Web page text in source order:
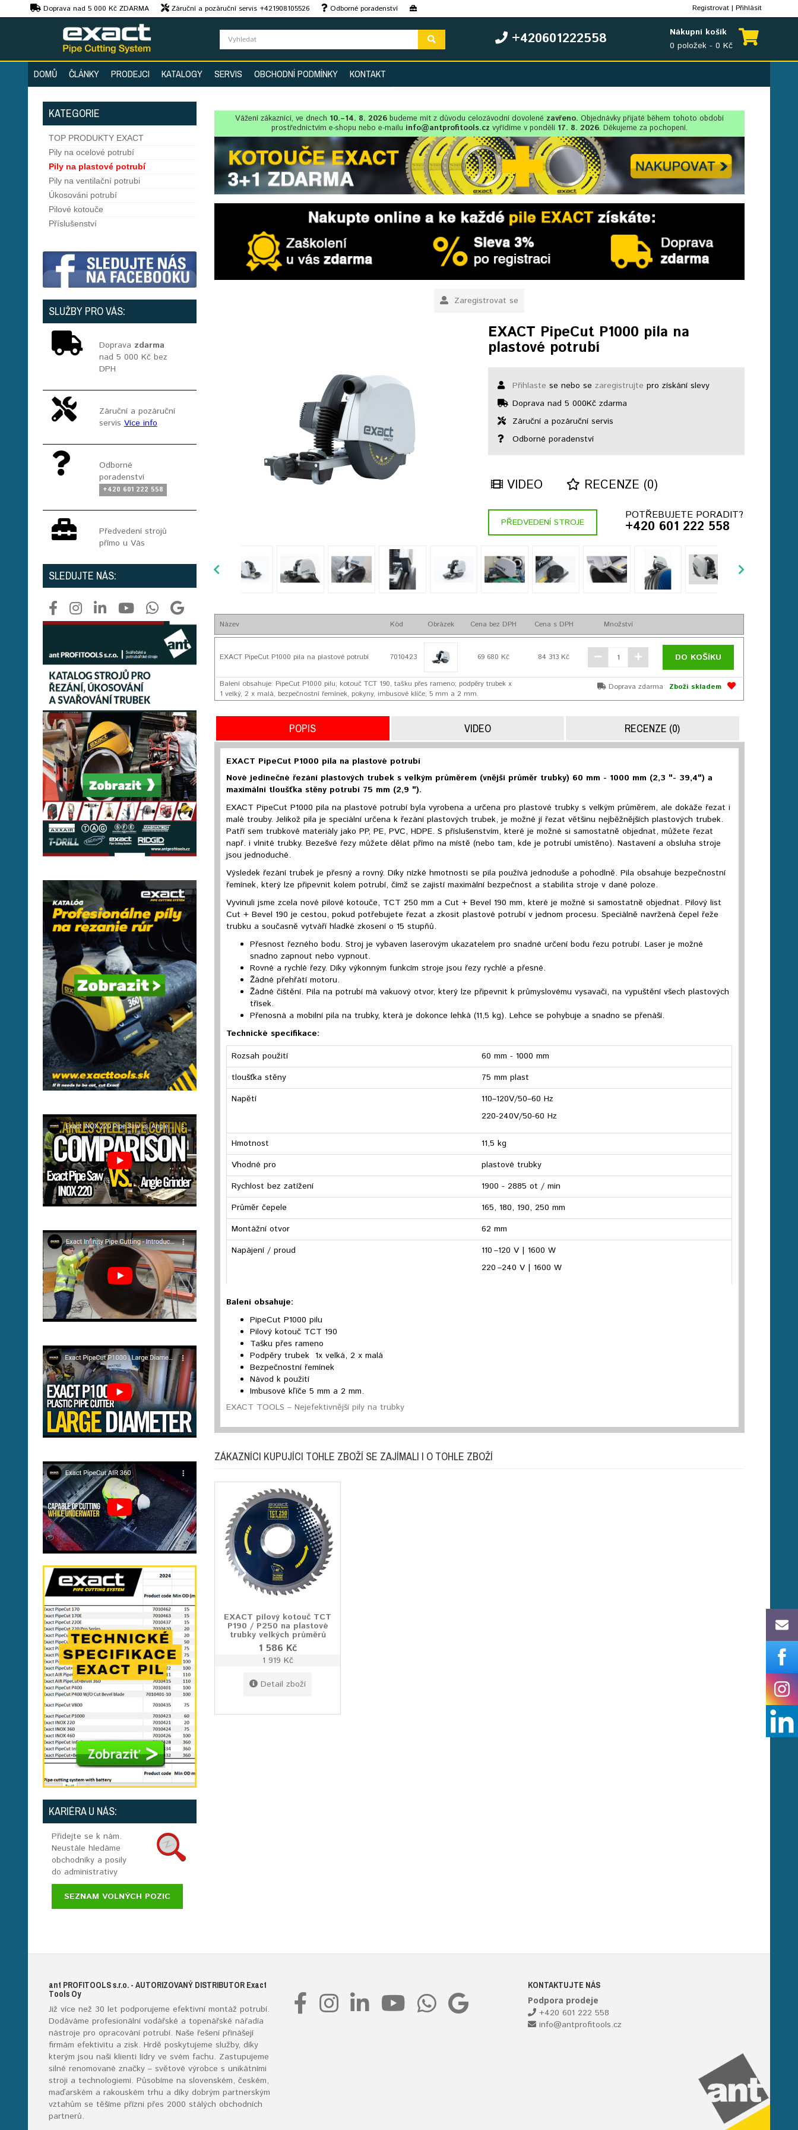
Doprava nad 5 000 Kč ZDARMA Záruční a pozáruční servis +421908105526
Odborné poradenství
Předvedení strojů
Registrovat | Přihlásit
+420601222558
Nákupní košík
0 položek - 0 Kč
DOMŮ ČLÁNKY PRODEJCI KATALOGY SERVIS OBCHODNÍ PODMÍNKY KONTAKT
KATEGORIE
TOP PRODUKTY EXACT
Pily na ocelové potrubí
Pily na plastové potrubí
Pily na ventilační potrubi
Úkosováni potrubí
Pilové kotouče
Příslušenství
SLUŽBY PRO VÁS:
Doprava zdarma
nad 5 000 Kč bez
DPH
Záruční a pozáruční
servisVíce info
Odborné
poradenství
+420 601 222 558
Předvedení strojů
přímo u Vás
SLEDUJTE NÁS:
KARIÉRA U NÁS:
Přidejte se k nám.
Neustále hledáme
obchodníky a posily
do administrativy
SEZNAM VOLNÝCH POZIC
Vážení zákazníci, ve dnech 10.–14. 8. 2026budeme mít z důvodu celozávodní dovolené zavřeno. Objednávky přijaté během tohoto období
prostřednictvím e-shopu nebo e-mailu info@antprofitools.cz vyřídíme v pondělí 17. 8. 2026. Děkujeme za pochopení.
Zaregistrovat se
EXACT PipeCut P1000 pila na
plastové potrubí
Přihlaste se nebo sezaregistrujte pro získání slevy
Doprava nad 5 000Kč zdarma
Záruční a pozáruční servis
Odborné poradenství
VIDEO RECENZE (0)
PŘEDVEDENÍ STROJE
POTŘEBUJETE PORADIT?
+420 601 222 558
Název Kód Obrázek Cena bez DPH Cena s DPH Množství
EXACT PipeCut P1000 pila na plastové potrubí 7010423 69 680 Kč 84 313 Kč DO KOŠÍKU
Balení obsahuje: PipeCut P1000 pilu; kotouč TCT 190, tašku přes rameno; podpěry trubek x
1 velký, 2 x malá, bezpečnostní řemínek, pokyny, imbusové klíče; 5 mm a 2 mm.
Zboží skladem
Doprava zdarma
POPIS VIDEO RECENZE (0)
EXACT PipeCut P1000 pila na plastové potrubí
Nové jedinečné řezání plastových trubek s velkým průměrem (vnější průměr trubky) 60 mm - 1000 mm (2,3 "- 39,4") a
maximální tloušťka stěny potrubí 75 mm (2,9 ").
EXACT PipeCut P1000 pila na plastové potrubí byla vyrobena a určena pro plastové trubky s velkým průměrem, ale dokáže řezat i
malé trouby. Jelikož pila je speciální určena k řezání plastových trubek, je možné jí řezat většinu nejběžnějších plastových trubek.
Patří sem trubkové materiály jako PP, PE, PVC, HDPE. S příslušenstvím, které je možné si samostatně objednat, můžete řezat
např. i vlnité trubky. Bezešvé řezy můžete dělat přímo na místě (nebo tam, kde je potrubí umístěno). Nastavení a obsluha stroje
jsou jednoduché.
Výsledek řezání trubek je přesný a rovný. Díky nízké hmotnosti se pila používá jednoduše a pohodlně. Pila obsahuje bezpečnostní
řemínek, který lze připevnit kolem potrubí, čímž se zajistí maximální bezpečnost a stabilita stroje v dané poloze.
Vyvinuli jsme zcela nové pilové kotouče, TCT 250 mm a Cut + Bevel 190 mm, které je možné si samostatně objednat. Pilový list
Cut + Bevel 190 je cestou, pokud potřebujete řezat a zkosit plastové potrubí v jednom procesu. Speciálně navržená čepel řeže
trubku a současně vytváří hladké zkosení o 15 stupňů.
Přesnost řezného bodu. Stroj je vybaven laserovým ukazatelem pro snadné určení bodu řezu potrubí. Laser je možné
snadno zapnout nebo vypnout.
Rovné a rychlé řezy. Díky výkonným funkcím stroje jsou řezy rychlé a přesné.
Žádné přehřátí motoru.
Žádné čištění. Pila na potrubí má vakuový otvor, který lze připevnit k průmyslovému vysavači, na vypuštění všech plastových
třísek.
Přenosná a mobilní pila na trubky, která je dokonce lehká (11,5 kg). Lehce se pohybuje a snadno se přenáší.
Technické specifikace:
Rozsah použití
60 mm - 1000 mm
tloušťka stěny
75 mm plast
Napětí
110–120V/50–60 Hz
220-240V/50-60 Hz
Hmotnost
11,5 kg
Vhodné pro
plastové trubky
Rychlost bez zatížení
1900 - 2885 ot / min
Průměr čepele
165, 180, 190, 250 mm
Montážní otvor
62 mm
Napájení / proud
110 –120 V | 1600 W
220 –240 V | 1600 W
Balení obsahuje:
PipeCut P1000 pilu
Pilový kotouč TCT 190
Tašku přes rameno
Podpěry trubek 1x velká, 2 x malá
Bezpečnostní řemínek
Návod k použití
Imbusové kľíče 5 mm a 2 mm.
EXACT TOOLS – Nejefektivnější pily na trubky
ZÁKAZNÍCI KUPUJÍCI TOHLE ZBOŽÍ SE ZAJÍMALI I O TOHLE ZBOŽÍ
EXACT pilový kotouč TCT
P190 / P250 na plastové
trubky velkých průměrů
1 586 Kč
1 919 Kč
Detail zboží
ant PROFITOOLSs.r.o. - AUTORIZOVANÝ DISTRIBUTOR Exact
Tools Oy
Již více než 30 let podporujeme efektivní montáž potrubí.
Dodáváme profesionální vodářské a topenářské nářadía
nástroje pro opracování potrubí. Naše řešení přinášejí
firmám efektivitu a zisk. Hrdě poskytujeme služby, díky
kterým jsou naši klienti lídry ve svém fachu. Zastupujeme
silné renomované značky – světové výrobce s unikátními
stroji a technologiemi. Působíme na slovenském, českém,
maďarském a rakouském trhu a díky dobrým partnerským
vztahům se těšíme přízni přes 2000 stálých obchodních
partnerů.
KONTAKTUJTE NÁS
Podpora prodeje
+420 601 222 558
info@antprofitools.cz